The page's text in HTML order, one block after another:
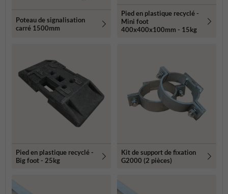
Poteau de signalisation
carré 1500mm
Pied en plastique recyclé -
Mini foot
400x400x100mm - 15kg
Pied en plastique recyclé -
Big foot - 25kg
Kit de support de fixation
G2000 (2 pièces)